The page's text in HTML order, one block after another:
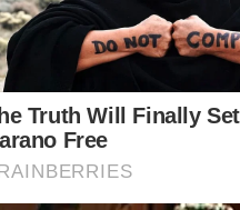
Truth Will Finally
Free